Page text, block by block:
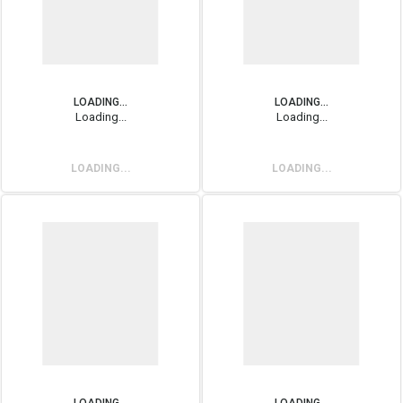
LOADING...
Loading...
LOADING...
LOADING...
Loading...
LOADING...